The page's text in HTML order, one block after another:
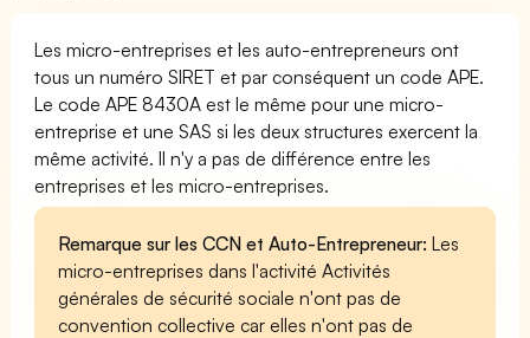
Les micro-entreprises et les auto-entrepreneurs ont
tous un numéro SIRET et par conséquent un code APE.
Le code APE 8430A est le même pour une micro-
entreprise et une SAS si les deux structures exercent la
même activité. Il n'y a pas de différence entre les
entreprises et les micro-entreprises.
Remarque sur les CCN et Auto-Entrepreneur: Les
micro-entreprises dans l'activité Activités
générales de sécurité sociale n'ont pas de
convention collective car elles n'ont pas de